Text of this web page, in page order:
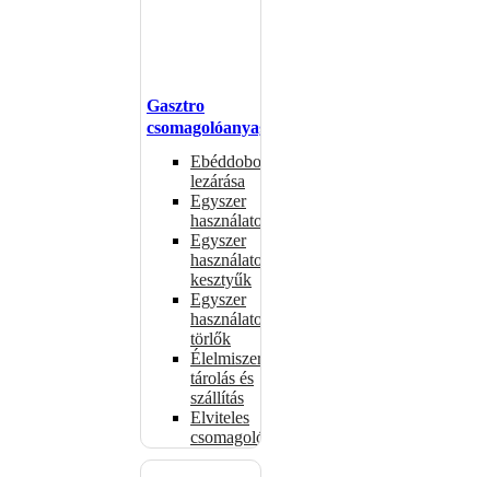
Gasztro
csomagolóanyagok
Ebéddobozok
lezárása
Egyszer
használatos
Egyszer
használatos
kesztyűk
Egyszer
használatos
törlők
Élelmiszer-
tárolás és
szállítás
Elviteles
csomagolóanyagok